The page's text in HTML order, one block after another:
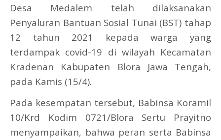
Desa Medalem telah dilaksanakan
Penyaluran Bantuan Sosial Tunai (BST) tahap
12 tahun 2021 kepada warga yang
terdampak covid-19 di wilayah Kecamatan
Kradenan Kabupaten Blora Jawa Tengah,
pada Kamis (15/4).
Pada kesempatan tersebut, Babinsa Koramil
10/Krd Kodim 0721/Blora Sertu Prayitno
menyampaikan, bahwa peran serta Babinsa